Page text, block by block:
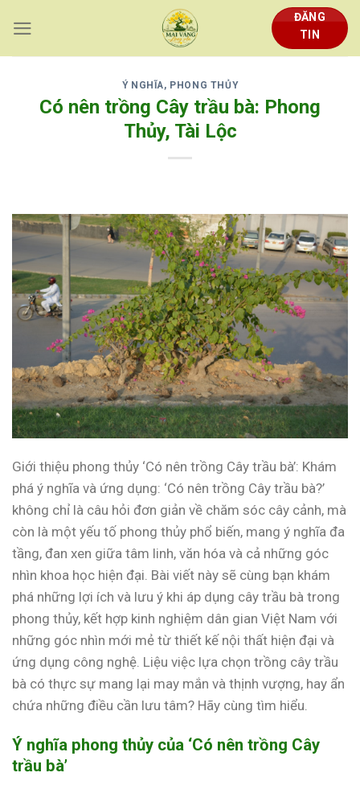
content
ĐĂNG
TIN
Ý NGHĨA, PHONG THỦY
Có nên trồng Cây trầu bà: Phong
Thủy, Tài Lộc
Giới thiệu phong thủy ‘Có nên trồng Cây trầu bà’: Khám
phá ý nghĩa và ứng dụng: ‘Có nên trồng Cây trầu bà?’
không chỉ là câu hỏi đơn giản về chăm sóc cây cảnh, mà
còn là một yếu tố phong thủy phổ biến, mang ý nghĩa đa
tầng, đan xen giữa tâm linh, văn hóa và cả những góc
nhìn khoa học hiện đại. Bài viết này sẽ cùng bạn khám
phá những lợi ích và lưu ý khi áp dụng cây trầu bà trong
phong thủy, kết hợp kinh nghiệm dân gian Việt Nam với
những góc nhìn mới mẻ từ thiết kế nội thất hiện đại và
ứng dụng công nghệ. Liệu việc lựa chọn trồng cây trầu
bà có thực sự mang lại may mắn và thịnh vượng, hay ẩn
chứa những điều cần lưu tâm? Hãy cùng tìm hiểu.
Ý nghĩa phong thủy của ‘Có nên trồng Cây
trầu bà’